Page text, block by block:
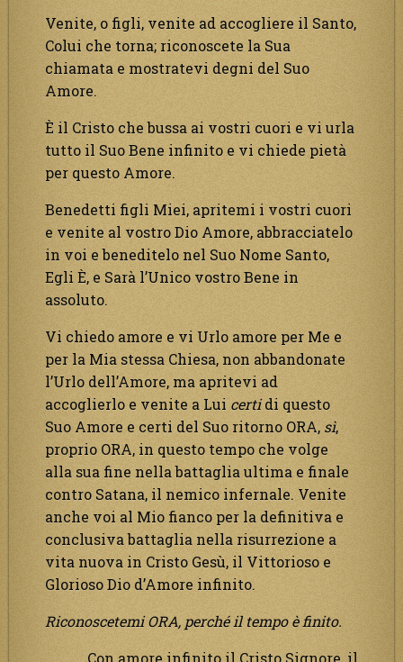
Venite, o figli, venite ad accogliere il Santo,
Colui che torna; riconoscete la Sua
chiamata e mostratevi degni del Suo
Amore.
È il Cristo che bussa ai vostri cuori e vi urla
tutto il Suo Bene infinito e vi chiede pietà
per questo Amore.
Benedetti figli Miei, apritemi i vostri cuori
e venite al vostro Dio Amore, abbracciatelo
in voi e beneditelo nel Suo Nome Santo,
Egli È, e Sarà l’Unico vostro Bene in
assoluto.
Vi chiedo amore e vi Urlo amore per Me e
per la Mia stessa Chiesa, non abbandonate
l’Urlo dell’Amore, ma apritevi ad
accoglierlo e venite a Lui certidi questo
Suo Amore e certi del Suo ritorno ORA, sì,
proprio ORA, in questo tempo che volge
alla sua fine nella battaglia ultima e finale
contro Satana, il nemico infernale. Venite
anche voi al Mio fianco per la definitiva e
conclusiva battaglia nella risurrezione a
vita nuova in Cristo Gesù, il Vittorioso e
Glorioso Dio d’Amore infinito.
Riconoscetemi ORA, perché il tempo è finito.
Con amore infinito il Cristo Signore, il